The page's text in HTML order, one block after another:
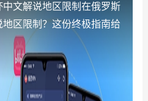
文解说地区限制 在俄罗斯
区限制？这份终极指南给